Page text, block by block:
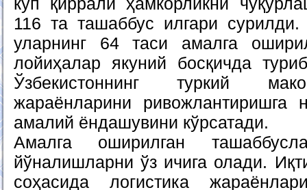
116 та ташаббус илгари сурилди.
уларнинг 64 таси амалга
лойиҳалар якуний босқичда
Ўзбекистоннинг туркий
жараёнларини ривожлантиришга
амалий ёндашувини кўрсатади.
Амалга оширилган
йўналишларни ўз ичига олади.
соҳасида логистика